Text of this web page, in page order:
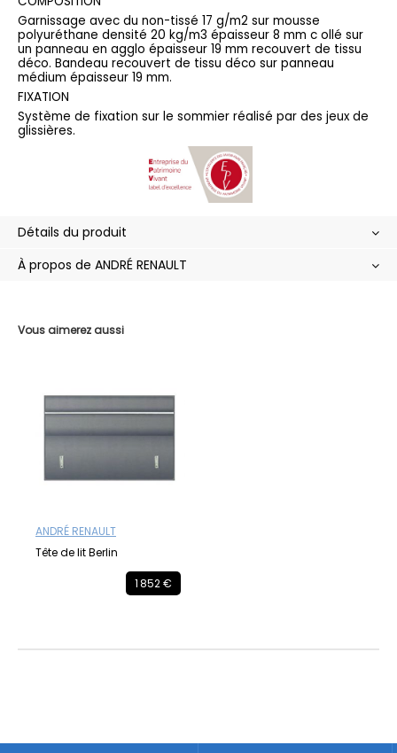
Vous aimerez aussi
ANDRÉ RENAULT
Tête de lit Berlin
1 852 €
Garnissage avec du non-tissé 17 g/m2 sur mousse
polyuréthane densité 20 kg/m3 épaisseur 8 mm c ollé sur
un panneau en agglo épaisseur 19 mm recouvert de tissu
déco. Bandeau recouvert de tissu déco sur panneau
médium épaisseur 19 mm.
FIXATION
Système de fixation sur le sommier réalisé par des jeux de
glissières.
Détails du produit
À propos de ANDRÉ RENAULT